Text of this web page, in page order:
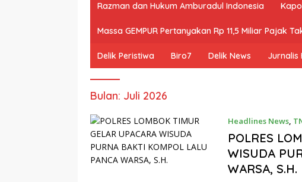
Razman dan Hukum Amburadul Indonesia
Massa GEMPUR Pertanyakan Rp 11,5 Miliar Pajak
Delik Peristiwa Biro7 Delik News Jurnalis
Bulan: Juli 2026
Headlines News,
POLRES
WISUDA
WARSA, S.H.